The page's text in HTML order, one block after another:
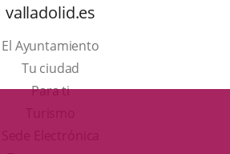
valladolid.es
El Ayuntamiento
Tu ciudad
Para ti